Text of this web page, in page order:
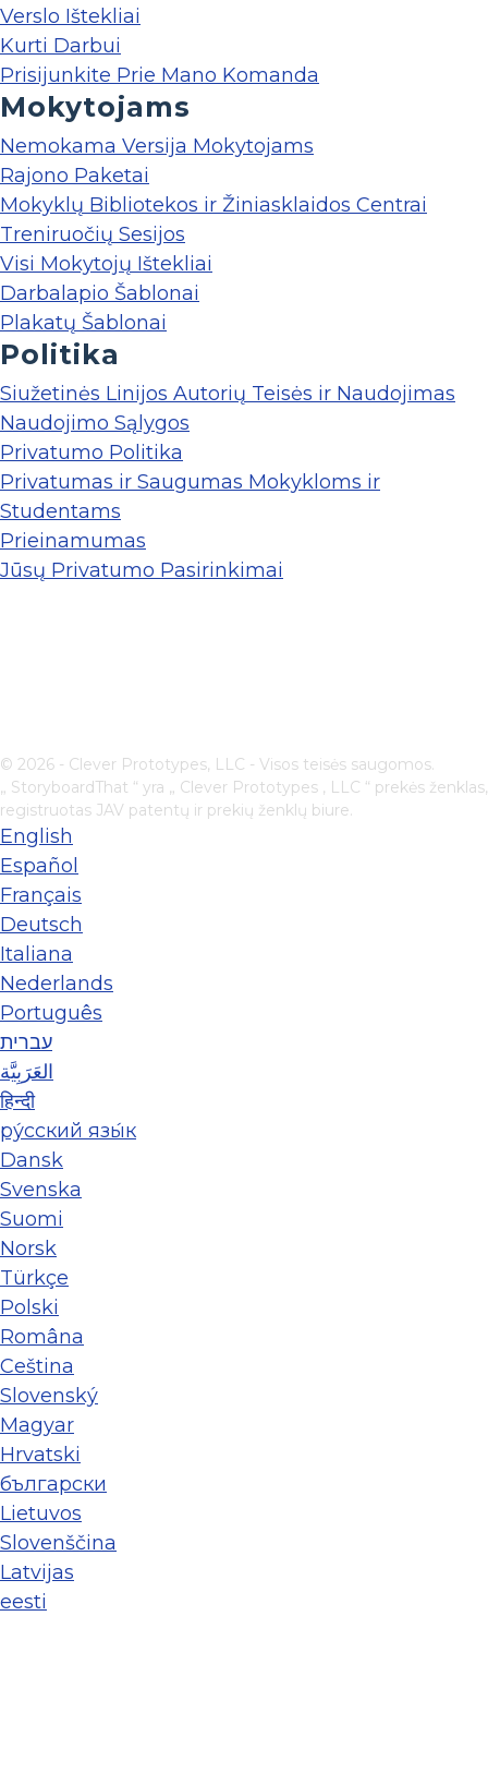
Verslo Ištekliai
Kurti Darbui
Prisijunkite Prie Mano Komanda
Mokytojams
Nemokama Versija Mokytojams
Rajono Paketai
Mokyklų Bibliotekos ir Žiniasklaidos Centrai
Treniruočių Sesijos
Visi Mokytojų Ištekliai
Darbalapio Šablonai
Plakatų Šablonai
Politika
Siužetinės Linijos Autorių Teisės ir Naudojimas
Naudojimo Sąlygos
Privatumo Politika
Privatumas ir Saugumas Mokykloms ir
Studentams
Prieinamumas
Jūsų Privatumo Pasirinkimai
© 2026 - Clever Prototypes, LLC - Visos teisės saugomos.
„ StoryboardThat “ yra „ Clever Prototypes , LLC “ prekės ženklas,
registruotas JAV patentų ir prekių ženklų biure.
English
Español
Français
Deutsch
Italiana
Nederlands
Português
עברית
العَرَبِيَّة
हिन्दी
ру́сский язы́к
Dansk
Svenska
Suomi
Norsk
Türkçe
Polski
Româna
Ceština
Slovenský
Magyar
Hrvatski
български
Lietuvos
Slovenščina
Latvijas
eesti